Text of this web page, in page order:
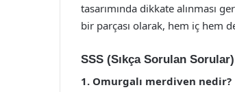
tasarımında dikkate alınması
bir parçası olarak, hem iç hem
SSS (Sıkça Sorulan Sorular)
1. Omurgalı merdiven nedir?